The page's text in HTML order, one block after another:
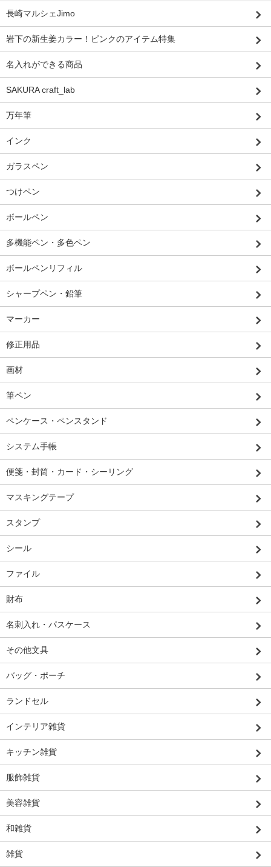
長崎マルシェJimo
岩下の新生姜カラー！ピンクのアイテム特集
名入れができる商品
SAKURA craft_lab
万年筆
インク
ガラスペン
つけペン
ボールペン
多機能ペン・多色ペン
ボールペンリフィル
シャープペン・鉛筆
マーカー
修正用品
画材
筆ペン
ペンケース・ペンスタンド
システム手帳
便箋・封筒・カード・シーリング
マスキングテープ
スタンプ
シール
ファイル
財布
名刺入れ・パスケース
その他文具
バッグ・ポーチ
ランドセル
インテリア雑貨
キッチン雑貨
服飾雑貨
美容雑貨
和雑貨
雑貨